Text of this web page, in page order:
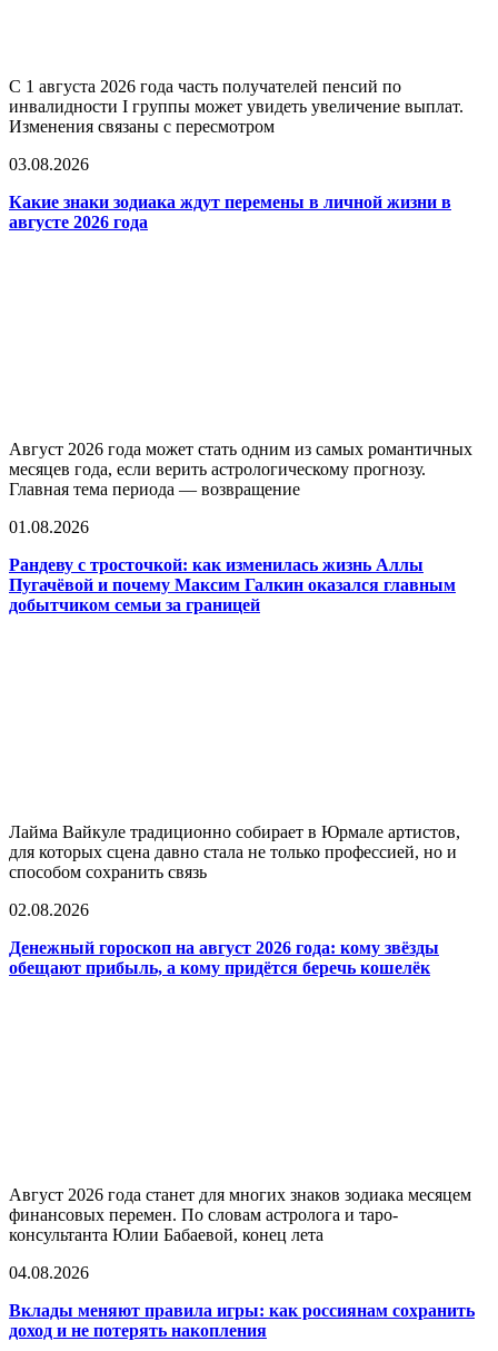
С 1 августа 2026 года часть получателей пенсий по
инвалидности I группы может увидеть увеличение выплат.
Изменения связаны с пересмотром
03.08.2026
Какие знаки зодиака ждут перемены в личной жизни в
августе 2026 года
Август 2026 года может стать одним из самых романтичных
месяцев года, если верить астрологическому прогнозу.
Главная тема периода — возвращение
01.08.2026
Рандеву с тросточкой: как изменилась жизнь Аллы
Пугачёвой и почему Максим Галкин оказался главным
добытчиком семьи за границей
Лайма Вайкуле традиционно собирает в Юрмале артистов,
для которых сцена давно стала не только профессией, но и
способом сохранить связь
02.08.2026
Денежный гороскоп на август 2026 года: кому звёзды
обещают прибыль, а кому придётся беречь кошелёк
Август 2026 года станет для многих знаков зодиака месяцем
финансовых перемен. По словам астролога и таро-
консультанта Юлии Бабаевой, конец лета
04.08.2026
Вклады меняют правила игры: как россиянам сохранить
доход и не потерять накопления